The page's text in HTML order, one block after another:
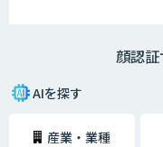
ティを実現できるのも魅力
顔認
AIを探す
産業・業種